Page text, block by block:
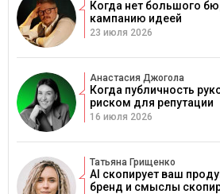
Когда нет большого
кампанию идеей
23 июля 2026
Анастасия Джогола
Когда публичность
риском для репутации
16 июля 2026
Татьяна Грищенко
AI скопирует ваш
бренд и смыслы